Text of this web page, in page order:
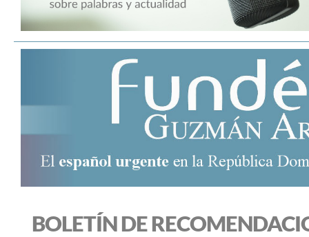
BOLETÍN DE